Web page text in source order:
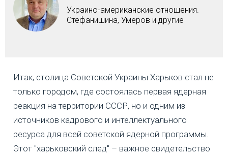
Украино-американские отношения.
Стефанишина, Умеров и другие
Итак, столица Советской Украины Харьков стал не
только городом, где состоялась первая ядерная
реакция на территории СССР, но и одним из
источников кадрового и интеллектуального
ресурса для всей советской ядерной программы.
Этот "харьковский след" – важное свидетельство